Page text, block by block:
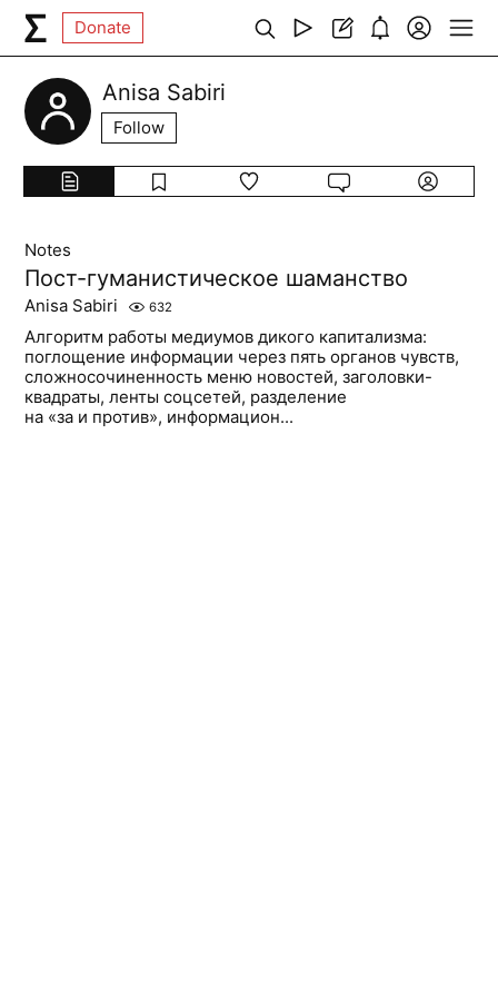
Donate
Anisa Sabiri
Follow
Notes
Пост-гуманистическое шаманство
Anisa Sabiri 632
Алгоритм работы медиумов дикого капитализма:
поглощение информации через пять органов чувств,
сложносочиненность меню новостей, заголовки-
квадраты, ленты соцсетей, разделение
на «за и против», информацион...